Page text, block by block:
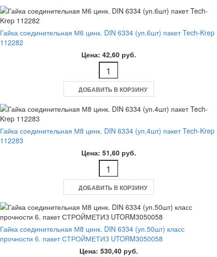
Гайка соединительная М6 цинк. DIN 6334 (уп.6шт) пакет Tech-Krep
112282
Цена: 42,60 руб.
ДОБАВИТЬ В КОРЗИНУ
Гайка соединительная М8 цинк. DIN 6334 (уп.4шт) пакет Tech-Krep
112283
Цена: 51,60 руб.
ДОБАВИТЬ В КОРЗИНУ
Гайка соединительная М8 цинк. DIN 6334 (уп.50шт) класс
прочности 6. пакет СТРОЙМЕТИЗ UTORM3050058
Цена: 530,40 руб.